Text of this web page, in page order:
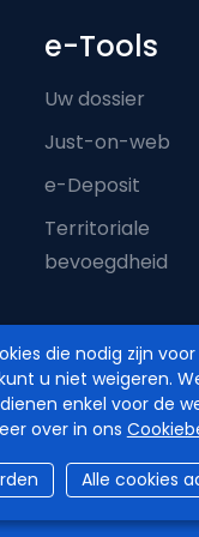
die nodig zijn
u niet weigeren.
enkel voor de
over in ons
Alle cookies
e-Tools
Uw dossier
Just-on-web
e-Deposit
Territoriale
bevoegdheid